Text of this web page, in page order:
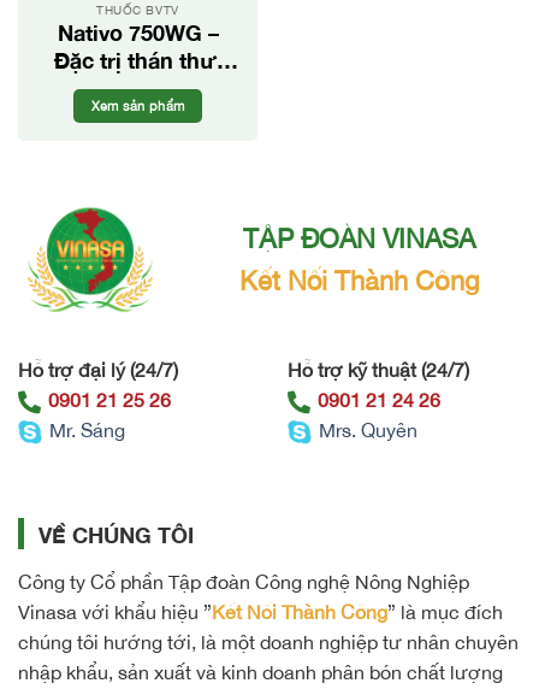
THUỐC BVTV
Nativo 750WG –
Đặc trị thán thư,
phấn trắng hiệu
quả
Xem sản phẩm
TẬP ĐOÀN VINASA
Kết Nối Thành Công
Hỗ trợ đại lý (24/7)
0901 21 25 26
Mr. Sáng
Hỗ trợ kỹ thuật (24/7)
0901 21 24 26
Mrs. Quyên
VỀ CHÚNG TÔI
Công ty Cổ phần Tập đoàn Công nghệ Nông Nghiệp
Vinasa với khẩu hiệu ”Kết Nối Thành Công” là mục đích
chúng tôi hướng tới, là một doanh nghiệp tư nhân chuyên
nhập khẩu, sản xuất và kinh doanh phân bón chất lượng